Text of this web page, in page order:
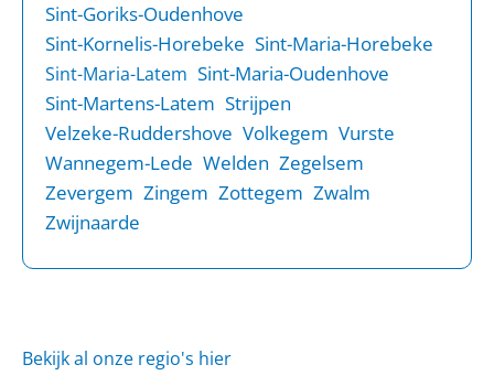
Sint-Goriks-Oudenhove
Sint-Kornelis-Horebeke Sint-Maria-Horebeke
Sint-Maria-Latem Sint-Maria-Oudenhove
Sint-Martens-Latem Strijpen
Velzeke-Ruddershove Volkegem Vurste
Wannegem-Lede Welden Zegelsem
Zevergem Zingem Zottegem Zwalm
Zwijnaarde
Bekijk al onze regio's hier